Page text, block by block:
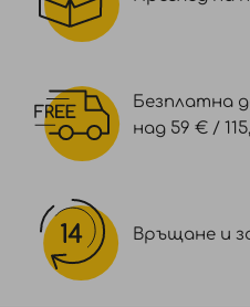
Безплатна
над 59 € /
Връщане и